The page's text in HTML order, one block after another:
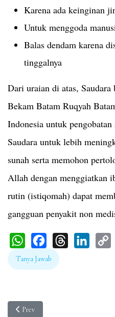
Karena ada keinginan
Untuk menggoda
Balas dendam karena
tinggalnya
Dari uraian di atas,
Bekam Batam Ruqyah
Indonesia untuk
Saudara untuk lebih
sunah serta memohon
Allah dengan menggiatkan
rutin (istiqomah) dapat
gangguan penyakit non
WhatsAppFacebookThreads
Tanya Jawab
Previous article: Saya Tersesat
Prev